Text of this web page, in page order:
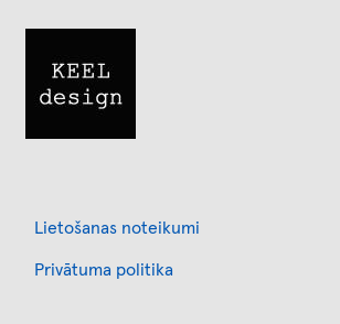
Lietošanas noteikumi
Privātuma politika